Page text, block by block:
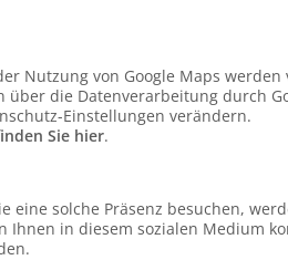
Nutzung von Google Maps
die Datenverarbeitung durch
Einstellungen verändern.
Sie hier.
solche Präsenz besuchen,
in diesem sozialen Medium